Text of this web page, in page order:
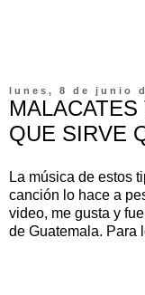
lunes, 8 de junio
QUE SIRVE
La música de estos
canción lo hace a
video, me gusta y
de Guatemala. Para